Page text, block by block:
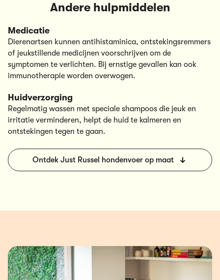
Andere hulpmiddelen
Medicatie
Dierenartsen kunnen antihistaminica, ontstekingsremmers
of jeukstillende medicijnen voorschrijven om de
symptomen te verlichten. Bij ernstige gevallen kan ook
immunotherapie worden overwogen.
Huidverzorging
Regelmatig wassen met speciale shampoos die jeuk en
irritatie verminderen, helpt de huid te kalmeren en
ontstekingen tegen te gaan.
Ontdek Just Russel hondenvoer op maat